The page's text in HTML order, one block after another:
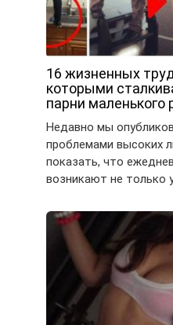
16 жизненных
которыми
парни маленького
Недавно мы
проблемами высоких
показать, что
возникают не только